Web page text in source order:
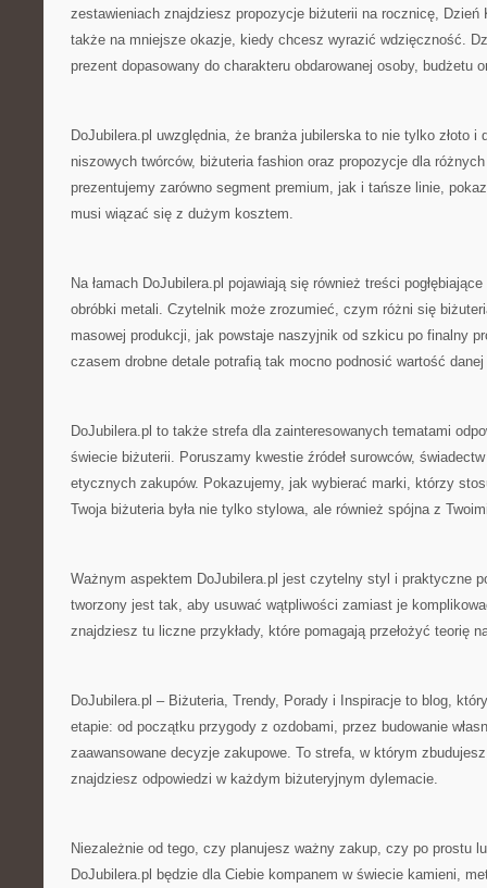
zestawieniach znajdziesz propozycje biżuterii na rocznicę, Dzień
także na mniejsze okazje, kiedy chcesz wyrazić wdzięczność.
prezent dopasowany do charakteru obdarowanej osoby, budżetu
DoJubilera.pl uwzględnia, że branża jubilerska to nie tylko złoto i
niszowych twórców, biżuteria fashion oraz propozycje dla
prezentujemy zarówno segment premium, jak i tańsze linie,
musi wiązać się z dużym kosztem.
Na łamach DoJubilera.pl pojawiają się również treści
obróbki metali. Czytelnik może zrozumieć, czym różni się
masowej produkcji, jak powstaje naszyjnik od szkicu po finalny
czasem drobne detale potrafią tak mocno podnosić wartość
DoJubilera.pl to także strefa dla zainteresowanych tematami
świecie biżuterii. Poruszamy kwestie źródeł surowców,
etycznych zakupów. Pokazujemy, jak wybierać marki, którzy
Twoja biżuteria była nie tylko stylowa, ale również spójna z
Ważnym aspektem DoJubilera.pl jest czytelny styl i praktyczne
tworzony jest tak, aby usuwać wątpliwości zamiast je
znajdziesz tu liczne przykłady, które pomagają przełożyć teorię
DoJubilera.pl – Biżuteria, Trendy, Porady i Inspiracje to blog,
etapie: od początku przygody z ozdobami, przez budowanie
zaawansowane decyzje zakupowe. To strefa, w którym
znajdziesz odpowiedzi w każdym biżuteryjnym dylemacie.
Niezależnie od tego, czy planujesz ważny zakup, czy po prostu
DoJubilera.pl będzie dla Ciebie kompanem w świecie kamieni,